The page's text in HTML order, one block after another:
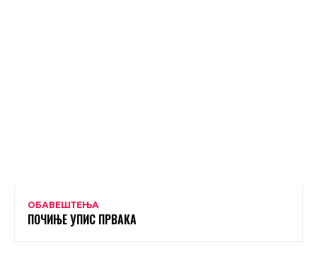
ОБАВЕШТЕЊА
ПОЧИЊЕ УПИС ПРВАКА